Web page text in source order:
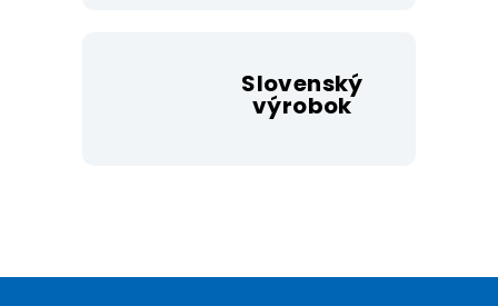
Slovenský
výrobok